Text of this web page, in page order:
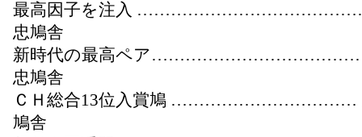
最高因子を注入
忠鳩舎
新時代の最高ペア
忠鳩舎
ＣＨ総合13位入賞鳩 ……………………………
鳩舎